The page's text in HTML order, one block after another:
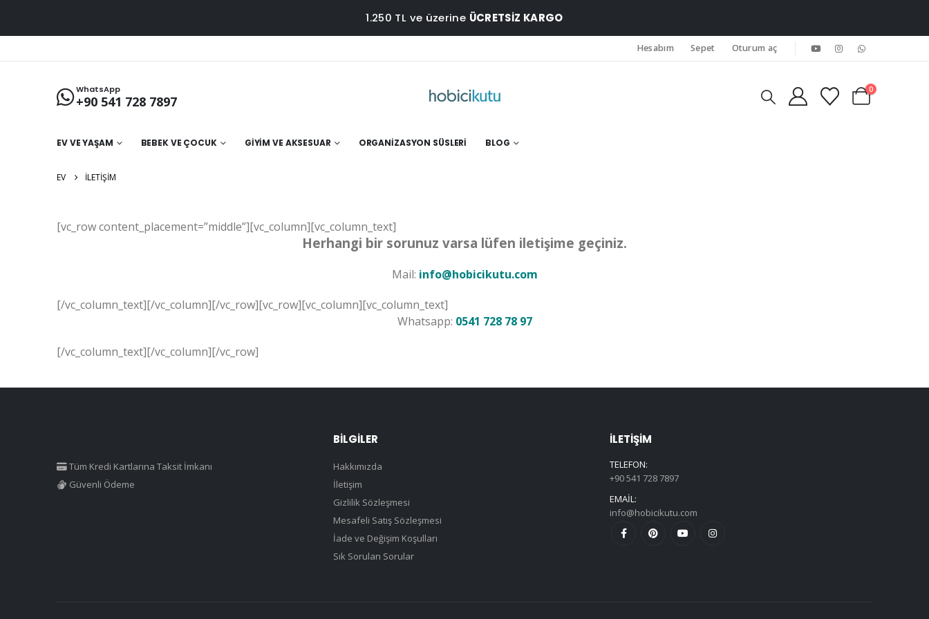
1.250 TL ve üzerine ÜCRETSİZ KARGO
Hesabım Sepet Oturum aç
WhatsApp
+90 541 728 7897
0
EV VE YAŞAM BEBEK VE ÇOCUK GIYIM VE AKSESUAR ORGANIZASYON SÜSLERI BLOG
EV İLETIŞIM
[vc_row content_placement=”middle”][vc_column][vc_column_text]
Herhangi bir sorunuz varsa lüfen iletişime geçiniz.
Mail: info@hobicikutu.com
[/vc_column_text][/vc_column][/vc_row][vc_row][vc_column][vc_column_text]
Whatsapp: 0541 728 78 97
[/vc_column_text][/vc_column][/vc_row]
Tüm Kredi Kartlarına Taksit İmkanı
Güvenli Ödeme
BILGILER
Hakkımızda
İletişim
Gizlilik Sözleşmesi
Mesafeli Satış Sözleşmesi
İade ve Değişim Koşulları
Sık Sorulan Sorular
İLETIŞIM
TELEFON:
+90 541 728 7897
EMAIL:
info@hobicikutu.com